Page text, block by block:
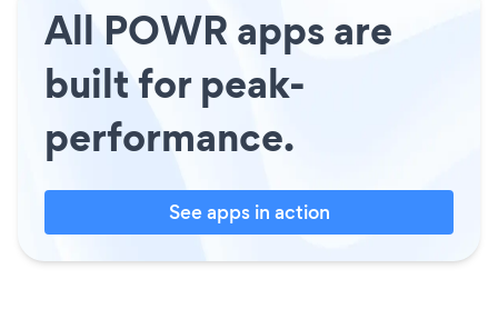
All POWR apps are
built for peak-
performance.
See apps in action